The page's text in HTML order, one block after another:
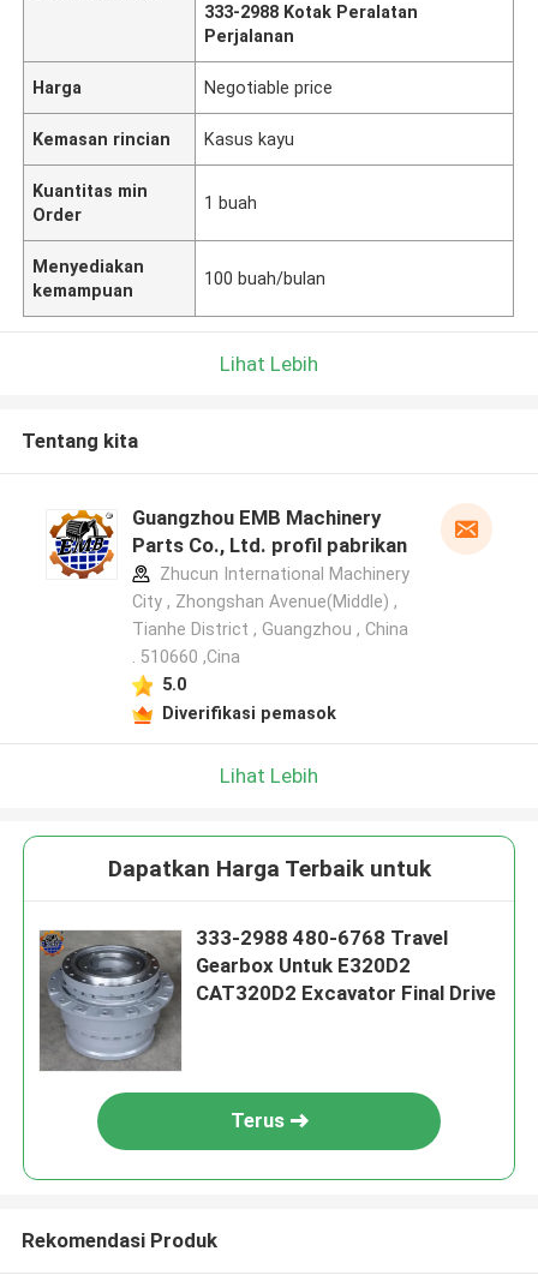
333-2988 Kotak Peralatan
Perjalanan
Harga Negotiable price
Kemasan rincian Kasus kayu
Kuantitas min
Order
1 buah
Menyediakan
kemampuan
100 buah/bulan
Lihat Lebih
Tentang kita
Guangzhou EMB Machinery
Parts Co., Ltd. profil pabrikan
Zhucun International Machinery
City , Zhongshan Avenue(Middle) ,
Tianhe District , Guangzhou , China
. 510660 ,Cina
5.0
Diverifikasi pemasok
Lihat Lebih
Dapatkan Harga Terbaik untuk
333-2988 480-6768 Travel
Gearbox Untuk E320D2
CAT320D2 Excavator Final Drive
Terus
Rekomendasi Produk